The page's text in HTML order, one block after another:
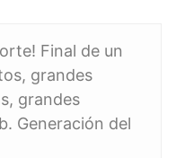
Final de un
grandes
grandes
Generación del